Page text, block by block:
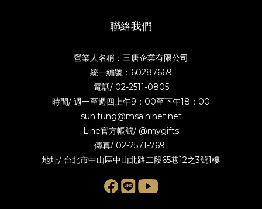
聯絡我們
營業人名稱：三唐企業有限公司
統一編號：60287669
電話/ 02-2511-0805
時間/ 週一至週四上午9：00至下午18：00
sun.tung@msa.hinet.net
Line官方帳號/ @mygifts
傳真/ 02-2571-7691
地址/ 台北市中山區中山北路二段65巷12之3號1樓